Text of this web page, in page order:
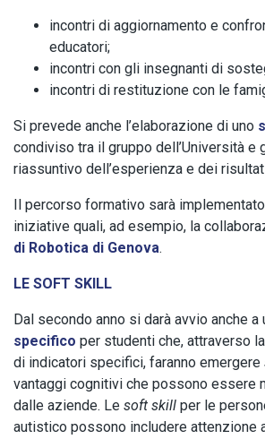
incontri di aggiornamento e
educatori;
incontri con gli insegnanti di
incontri di restituzione con le
Si prevede anche l’elaborazione di uno
condiviso tra il gruppo dell’Università e
riassuntivo dell’esperienza e dei
Il percorso formativo sarà
iniziative quali, ad esempio, la
di Robotica di Genova.
LE SOFT SKILL
Dal secondo anno si darà avvio anche a
specifico per studenti che, attraverso
di indicatori specifici, faranno emergere
vantaggi cognitivi che possono essere
dalle aziende. Le soft skill per le
autistico possono includere attenzione